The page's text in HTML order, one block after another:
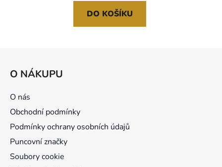
DO KOŠÍKU
O NÁKUPU
O nás
Obchodní podmínky
Podmínky ochrany osobních údajů
Puncovní značky
Soubory cookie